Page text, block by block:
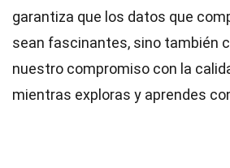
garantiza que los datos que
sean fascinantes, sino también
nuestro compromiso con la
mientras exploras y aprendes